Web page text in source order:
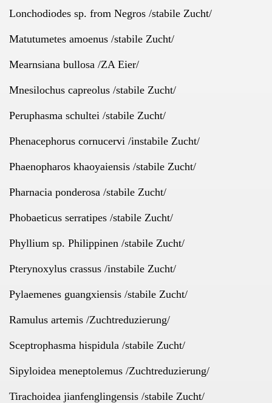
Lonchodiodes sp. from Negros /stabile Zucht/
Matutumetes amoenus /stabile Zucht/
Mearnsiana bullosa /ZA Eier/
Mnesilochus capreolus /stabile Zucht/
Peruphasma schultei /stabile Zucht/
Phenacephorus cornucervi /instabile Zucht/
Phaenopharos khaoyaiensis /stabile Zucht/
Pharnacia ponderosa /stabile Zucht/
Phobaeticus serratipes /stabile Zucht/
Phyllium sp. Philippinen /stabile Zucht/
Pterynoxylus crassus /instabile Zucht/
Pylaemenes guangxiensis /stabile Zucht/
Ramulus artemis /Zuchtreduzierung/
Sceptrophasma hispidula /stabile Zucht/
Sipyloidea meneptolemus /Zuchtreduzierung/
Tirachoidea jianfenglingensis /stabile Zucht/